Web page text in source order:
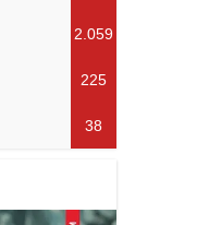
2.059
225
38